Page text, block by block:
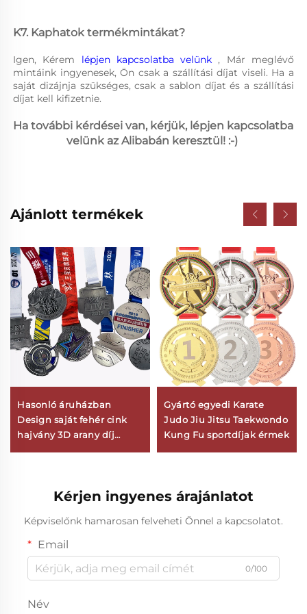
K7. Kaphatok termékmintákat?
Igen, Kérem lépjen kapcsolatba velünk , Már meglévő
mintáink ingyenesek, Ön csak a szállítási díjat viseli. Ha a
saját dizájnja szükséges, csak a sablon díjat és a szállítási
díjat kell kifizetnie.
Ha további kérdései van, kérjük, lépjen kapcsolatba
velünk az Alibabán keresztül! :-)
Ajánlott termékek
Hasonló áruházban
Design saját fehér cink
hajvány 3D arany díj
Gyártó egyedi Karate
Judo Jiu Jitsu Taekwondo
Kung Fu sportdíjak érmek
Kérjen ingyenes árajánlatot
Képviselőnk hamarosan felveheti Önnel a kapcsolatot.
Email
0/100
Név